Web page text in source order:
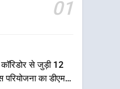
01
से जुड़ी 12
परियोजना का डीएम ने
बैठक में 25
को मिली मंजूरी,